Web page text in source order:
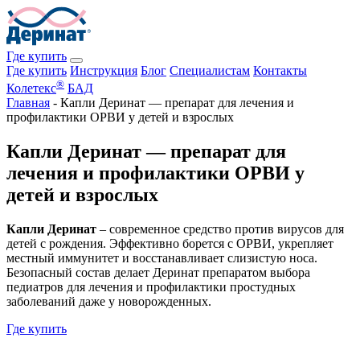
Где купить
Где купить Инструкция Блог Специалистам Контакты
Колетекс® БАД
Главная - Капли Деринат — препарат для лечения и
профилактики ОРВИ у детей и взрослых
Капли Деринат — препарат для
лечения и профилактики ОРВИ у
детей и взрослых
Капли Деринат – современное средство против вирусов для
детей с рождения. Эффективно борется с ОРВИ, укрепляет
местный иммунитет и восстанавливает слизистую носа.
Безопасный состав делает Деринат препаратом выбора
педиатров для лечения и профилактики простудных
заболеваний даже у новорожденных.
Где купить